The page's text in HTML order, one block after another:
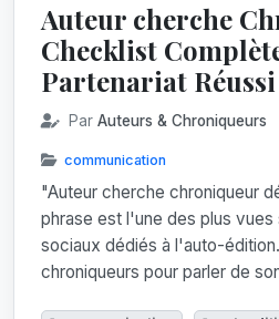
Auteur cherche
Checklist
Partenariat Réussi
Par Auteurs & Chroniqueurs
communication
"Auteur cherche chroniqueur
phrase est l'une des plus vues
sociaux dédiés à l'auto-
chroniqueurs pour parler de